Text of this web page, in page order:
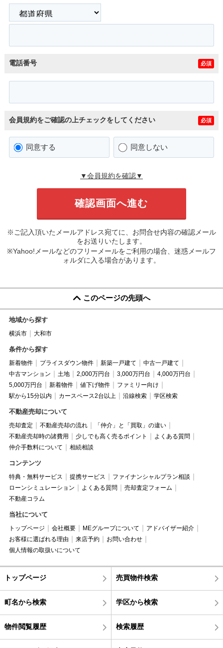
電話番号 必須
会員規約をご確認の上チェックをしてください 必須
同意する 同意しない
▼会員規約を確認▼
※ご記入頂いたメールアドレス宛てに、お問合せ内容の確認メール
をお送りいたします。
※Yahoo!メールなどのフリーメールをご利用の場合、迷惑メールフ
ォルダに入る場合があります。
このページの先頭へ
地域から探す
横浜市 大和市
条件から探す
新着物件 プライスダウン物件 新築一戸建て
中古一戸建て
中古マンション
土地 2,000万円台 3,000万円台
4,000万円台
5,000万円台
新着物件 値下げ物件
ファミリー向け
駅から15分以内
カースペース2台以上 沿線検索 学区検索
不動産売却について
売却査定 不動産売却の流れ
「仲介」と「買取」の違い
不動産売却時の諸費用
少しでも高く売るポイント
よくある質問
仲介手数料について
相続相談
コンテンツ
特典・無料サービス 提携サービス
ファイナンシャルプラン相談
ローンシミュレーション
よくある質問
売却査定フォーム
不動産コラム
当社について
トップページ 会社概要 MEグループについて
アドバイザー紹介
お客様に選ばれる理由
来店予約
お問い合わせ
個人情報の取扱いについて
トップページ 売買物件検索
町名から検索 学区から検索
物件閲覧履歴 検索履歴